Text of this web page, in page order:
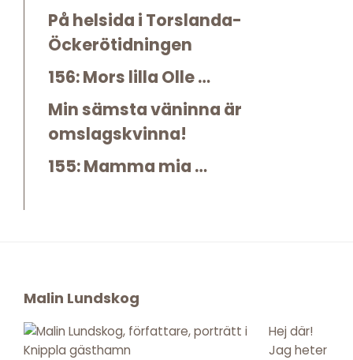
På helsida i Torslanda-
Öckerötidningen
156: Mors lilla Olle …
Min sämsta väninna är
omslagskvinna!
155: Mamma mia …
Footer
Malin Lundskog
Hej där!
Jag heter